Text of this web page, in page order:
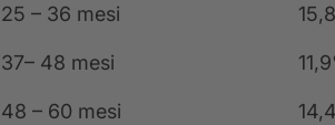
25 – 36 mesi
37– 48 mesi
48 – 60 mesi